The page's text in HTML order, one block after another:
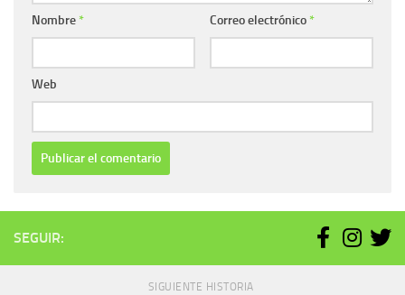
Nombre * Correo electrónico *
Web
SEGUIR:
SIGUIENTE HISTORIA